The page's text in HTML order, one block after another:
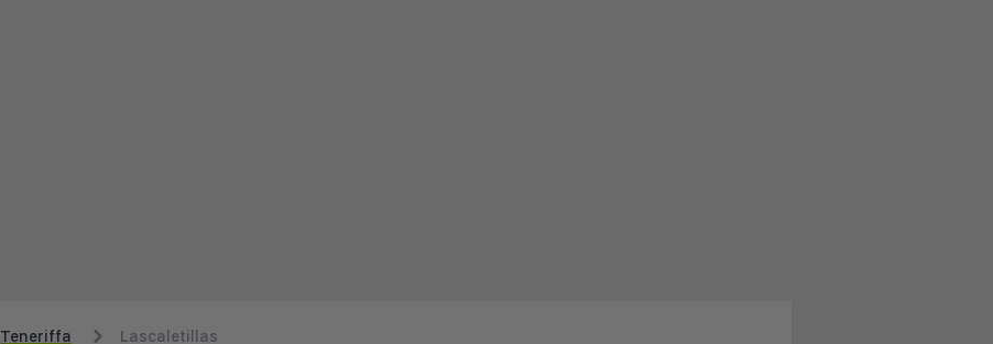
Teneriffa Lascaletillas